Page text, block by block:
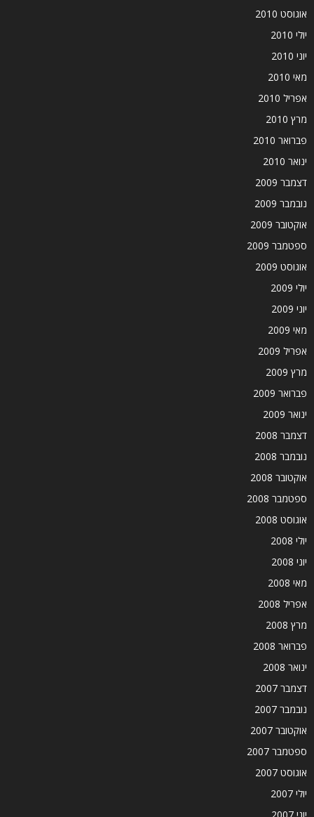
אוגוסט 2010
יולי 2010
יוני 2010
מאי 2010
אפריל 2010
מרץ 2010
פברואר 2010
ינואר 2010
דצמבר 2009
נובמבר 2009
אוקטובר 2009
ספטמבר 2009
אוגוסט 2009
יולי 2009
יוני 2009
מאי 2009
אפריל 2009
מרץ 2009
פברואר 2009
ינואר 2009
דצמבר 2008
נובמבר 2008
אוקטובר 2008
ספטמבר 2008
אוגוסט 2008
יולי 2008
יוני 2008
מאי 2008
אפריל 2008
מרץ 2008
פברואר 2008
ינואר 2008
דצמבר 2007
נובמבר 2007
אוקטובר 2007
ספטמבר 2007
אוגוסט 2007
יולי 2007
יוני 2007